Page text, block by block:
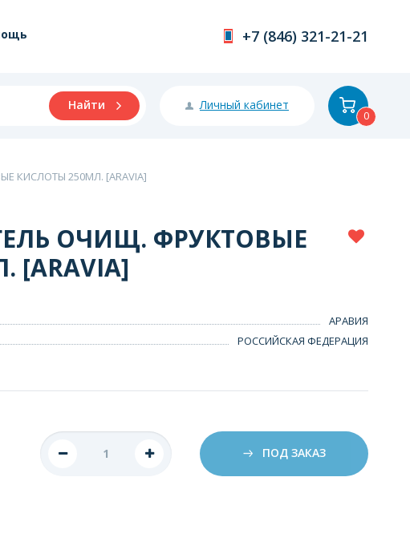
+7 (846) 321-21-21
Найти Личный кабинет
0
КИСЛОТЫ 250МЛ. [ARAVIA]
ОЧИЩ. ФРУКТОВЫЕ
АРАВИЯ
РОССИЙСКАЯ ФЕДЕРАЦИЯ
ПОД ЗАКАЗ